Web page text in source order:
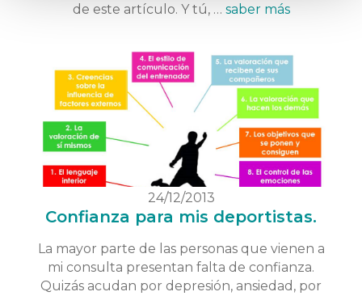
de este artículo. Y tú, … saber más
24/12/2013
Confianza para mis deportistas.
La mayor parte de las personas que vienen a
mi consulta presentan falta de confianza.
Quizás acudan por depresión, ansiedad, por